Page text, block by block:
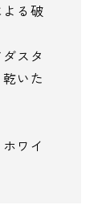
る破
スタ
いた
ワイ